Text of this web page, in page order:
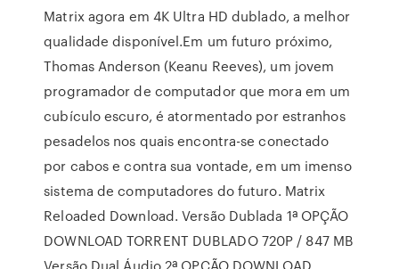
Matrix agora em 4K Ultra HD dublado, a melhor
qualidade disponível.Em um futuro próximo,
Thomas Anderson (Keanu Reeves), um jovem
programador de computador que mora em um
cubículo escuro, é atormentado por estranhos
pesadelos nos quais encontra-se conectado
por cabos e contra sua vontade, em um imenso
sistema de computadores do futuro. Matrix
Reloaded Download. Versão Dublada 1ª OPÇÃO
DOWNLOAD TORRENT DUBLADO 720P / 847 MB
Versão Dual Áudio 2ª OPÇÃO DOWNLOAD